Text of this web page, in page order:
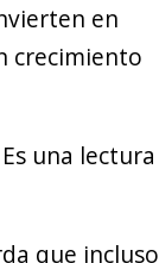
en
crecimiento
una lectura
que incluso